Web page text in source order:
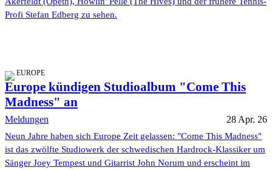
Profi Stefan Edberg zu sehen.
EUROPE
Europe kündigen Studioalbum "Come This
Madness" an
Meldungen 28 Apr. 26
Neun Jahre haben sich Europe Zeit gelassen: "Come This Madness"
ist das zwölfte Studiowerk der schwedischen Hardrock-Klassiker um
Sänger Joey Tempest und Gitarrist John Norum und erscheint im